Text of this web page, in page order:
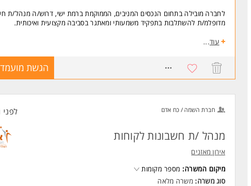
לחברה מובילה בתחום הנכסים המניבים, הממוקמת ברמת ישי, דרוש/ה מנהל/ת
מדופלמ/ת להשתלבות בתפקיד משמעותי ומאתגר בסביבה מקצועית ואיכותית.
תחומי אחריות:
עבודה מול בנקים, ביצוע התאמות בנקים וניהול חשבונות החברה.
עבודה שוטפת מול משרד רואי החשבון והעברת חומר חודשי.
הכנת דוחות חודשיים הכוללים ניתוח הוצאות ותחזית תשלומים.
טיפול שוטף בחיובי שוכרים ובחשבונות לקוחות.
דרישות:
ניסיון של לפחות 5 שנים בתחום הנהלת החשבונות - חובה.
ניסיון מחברת נדל"ן ו/או נכסים מניבים - יתרון משמעותי.
רואה חשבון (CPA) - יתרון.
שליטה גבוהה ב-Excel ובמערכות פיננסיות.
יכולת עבודה עצמאית, סדר וארגון, אחריות אישית ויחסי אנוש מצוינים. המשרה
לנשים ולגברים כאחד.
עוד...
הגשת
חברת השמה / כח אדם לפני 1 שעות
מנהל /ת חשבונות לקוחות
אירון מאזנים
מיקום המשרה: מספר מקומות
סוג משרה: משרה מלאה